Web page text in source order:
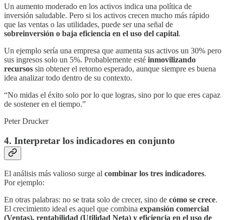
Un aumento moderado en los activos indica una política de
inversión saludable. Pero si los activos crecen mucho más rápido
que las ventas o las utilidades, puede ser una señal de
sobreinversión o baja eficiencia en el uso del capital.
Un ejemplo sería una empresa que aumenta sus activos un 30% pero
sus ingresos solo un 5%. Probablemente esté inmovilizando
recursos sin obtener el retorno esperado, aunque siempre es buena
idea analizar todo dentro de su contexto.
“No midas el éxito solo por lo que logras, sino por lo que eres capaz
de sostener en el tiempo.”
Peter Drucker
4. Interpretar los indicadores en conjunto
El análisis más valioso surge al combinar los tres indicadores.
Por ejemplo:
En otras palabras: no se trata solo de crecer, sino de cómo se crece.
El crecimiento ideal es aquel que combina expansión comercial
(Ventas), rentabilidad (Utilidad Neta) y eficiencia en el uso de